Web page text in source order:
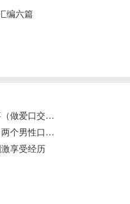
编六篇
猛男口交挑逗我性高潮的故事（做爱口交自摸高潮过程）
姐夫和我口交舔我下面口述（两个男性口交）
享受经历